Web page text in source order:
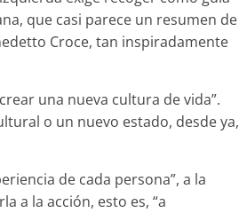
que casi parece un resumen de
Croce, tan inspiradamente
una nueva cultura de vida”.
o un nuevo estado, desde ya,
de cada persona”, a la
a la acción, esto es, “a